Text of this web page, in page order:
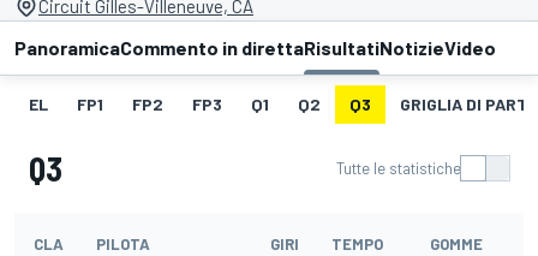
Circuit Gilles-Villeneuve, CA
PanoramicaCommento in direttaRisultatiNotizieVideo
EL FP1 FP2 FP3 Q1 Q2 Q3 GRIGLIA DI
Q3 Tutte le statistiche
CLA PILOTA GIRI TEMPO GOMME